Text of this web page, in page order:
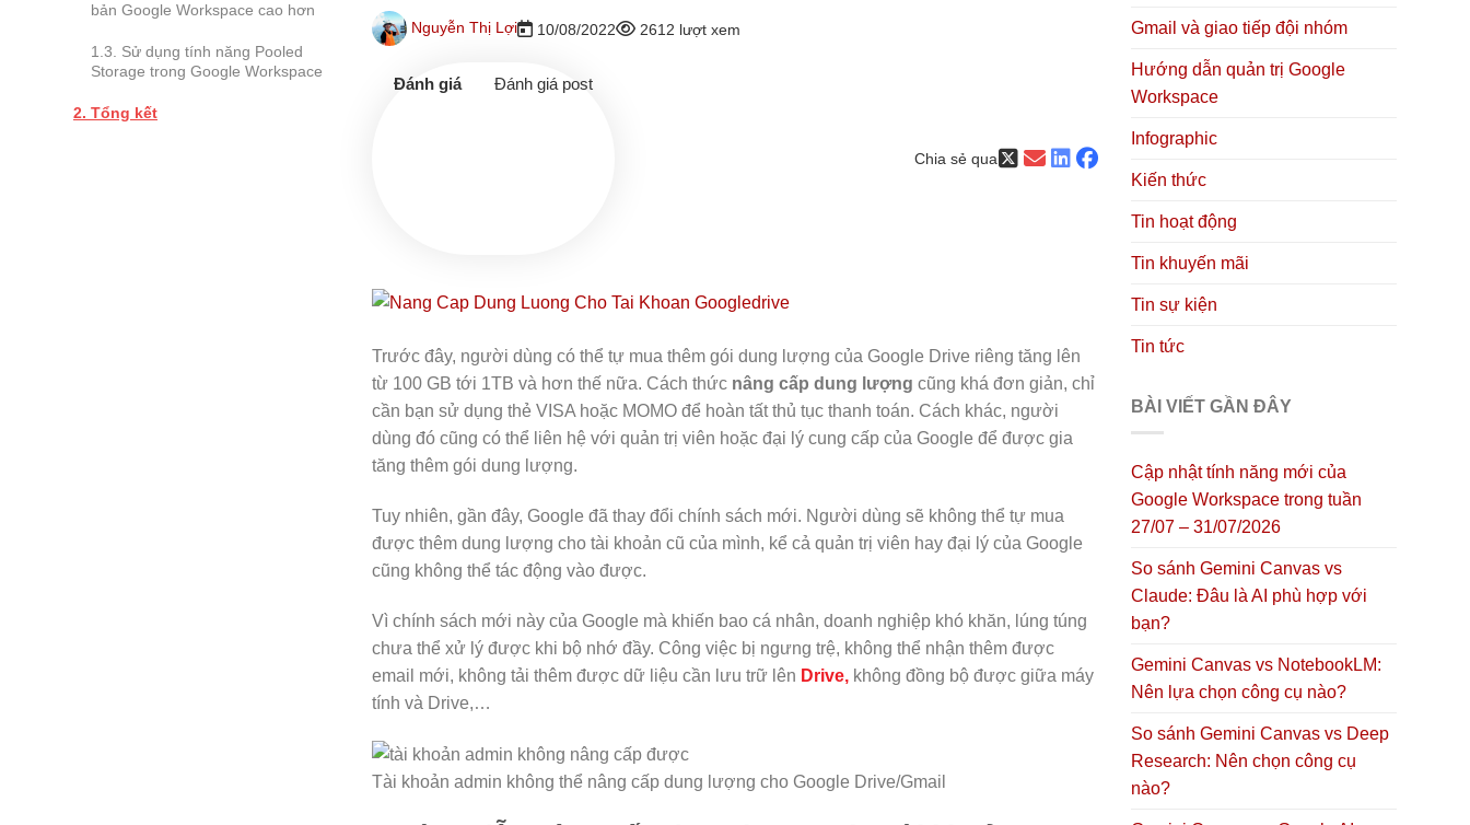
bản Google Workspace cao hơn
Sử dụng tính năng Pooled
Storage trong Google Workspace
Tổng kết
Nguyễn Thị Lợi 10/08/2022 2612 lượt xem
Đánh giá post
Chia sẻ qua
Trước đây, người dùng có thể tự mua thêm gói dung lượng của Google Drive riêng tăng lên
từ 100 GB tới 1TB và hơn thế nữa. Cách thức nâng cấp dung lượng cũng khá đơn giản, chỉ
cần bạn sử dụng thẻ VISA hoặc MOMO để hoàn tất thủ tục thanh toán. Cách khác, người
dùng đó cũng có thể liên hệ với quản trị viên hoặc đại lý cung cấp của Google để được gia
tăng thêm gói dung lượng.
Tuy nhiên, gần đây, Google đã thay đổi chính sách mới. Người dùng sẽ không thể tự mua
được thêm dung lượng cho tài khoản cũ của mình, kể cả quản trị viên hay đại lý của Google
cũng không thể tác động vào được.
Vì chính sách mới này của Google mà khiến bao cá nhân, doanh nghiệp khó khăn, lúng túng
chưa thể xử lý được khi bộ nhớ đầy. Công việc bị ngưng trệ, không thể nhận thêm được
email mới, không tải thêm được dữ liệu cần lưu trữ lên Drive,không đồng bộ được giữa máy
tính và Drive,…
Tài khoản admin không thể nâng cấp dung lượng cho Google Drive/Gmail
Gmail và giao tiếp đội nhóm
Hướng dẫn quản trị Google
Workspace
Infographic
Kiến thức
Tin hoạt động
Tin khuyến mãi
Tin sự kiện
Tin tức
BÀI VIẾT GẦN ĐÂY
Cập nhật tính năng mới của
Google Workspace trong tuần
27/07 – 31/07/2026
So sánh Gemini Canvas vs
Claude: Đâu là AI phù hợp với
bạn?
Gemini Canvas vs NotebookLM:
Nên lựa chọn công cụ nào?
So sánh Gemini Canvas vs Deep
Research: Nên chọn công cụ
nào?